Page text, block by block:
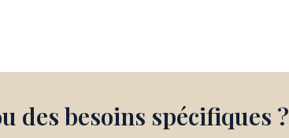
des besoins spécifiques ?